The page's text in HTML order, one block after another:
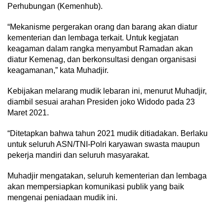
Perhubungan (Kemenhub).
“Mekanisme pergerakan orang dan barang akan diatur
kementerian dan lembaga terkait. Untuk kegjatan
keagaman dalam rangka menyambut Ramadan akan
diatur Kemenag, dan berkonsultasi dengan organisasi
keagamanan,” kata Muhadjir.
Kebijakan melarang mudik lebaran ini, menurut Muhadjir,
diambil sesuai arahan Presiden joko Widodo pada 23
Maret 2021.
“Ditetapkan bahwa tahun 2021 mudik ditiadakan. Berlaku
untuk seluruh ASN/TNI-Polri karyawan swasta maupun
pekerja mandiri dan seluruh masyarakat.
Muhadjir mengatakan, seluruh kementerian dan lembaga
akan mempersiapkan komunikasi publik yang baik
mengenai peniadaan mudik ini.